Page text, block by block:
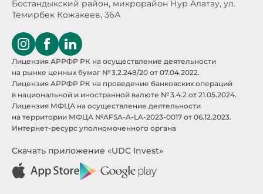
Бостандыкский район, микрорайон Нур Алатау, ул.
Темирбек Кожакеев, 36А
Лицензия АРРФР РК на осуществление деятельности
на рынке ценных бумаг № 3.2.248/20 от 07.04.2022.
Лицензия АРРФР РК на проведение банковских операций
в национальной и иностранной валюте № 3.4.2 от 21.05.2024.
Лицензия МФЦА на осуществление деятельности
на территории МФЦА №AFSA-A-LA-2023-0017 от 06.12.2023.
Интернет-ресурс уполномоченного органа
Скачать приложение «UDC Invest»